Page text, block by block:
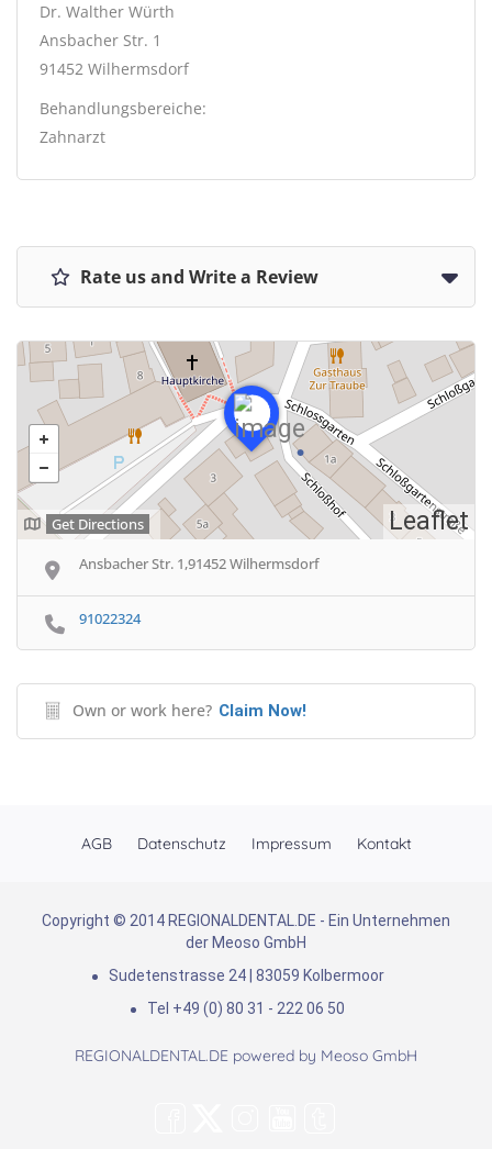
Dr. Walther Würth
Ansbacher Str. 1
91452 Wilhermsdorf
Behandlungsbereiche:
Zahnarzt
Rate us and Write a Review
Leaflet
Get Directions
Ansbacher Str. 1,91452 Wilhermsdorf
91022324
Own or work here? Claim Now!
AGB Datenschutz Impressum Kontakt
Copyright © 2014 REGIONALDENTAL.DE - Ein Unternehmen
der Meoso GmbH
Sudetenstrasse 24 | 83059 Kolbermoor
Tel +49 (0) 80 31 - 222 06 50
REGIONALDENTAL.DE powered by Meoso GmbH